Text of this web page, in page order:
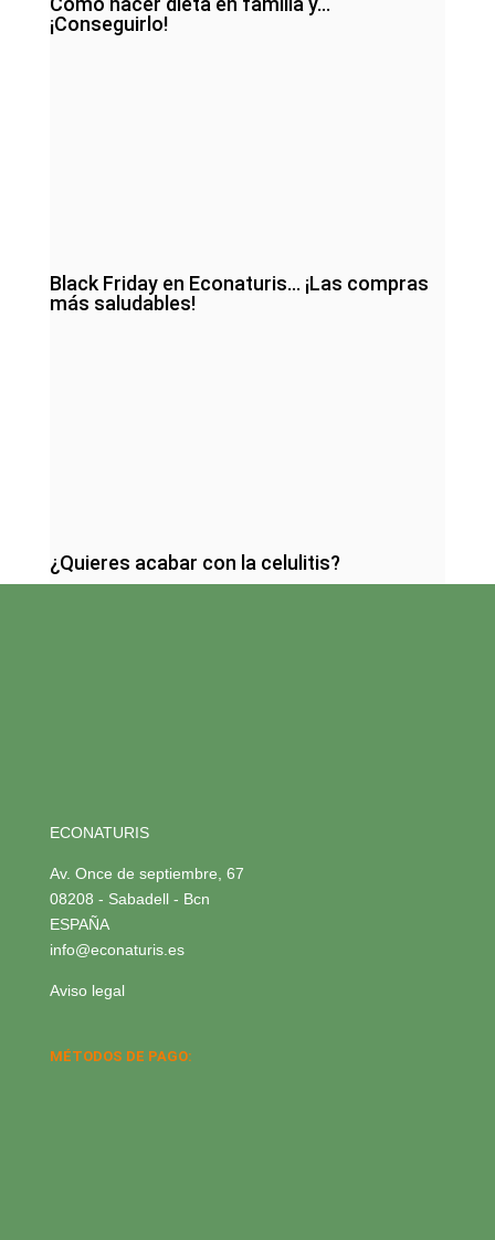
¡Conseguirlo!
Black Friday en Econaturis… ¡Las compras
más saludables!
¿Quieres acabar con la celulitis?
ECONATURIS
Av. Once de septiembre, 67
08208 - Sabadell - Bcn
ESPAÑA
info@econaturis.es
Aviso legal
MÉTODOS DE PAGO: